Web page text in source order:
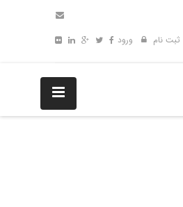
ثبت نام
ورود